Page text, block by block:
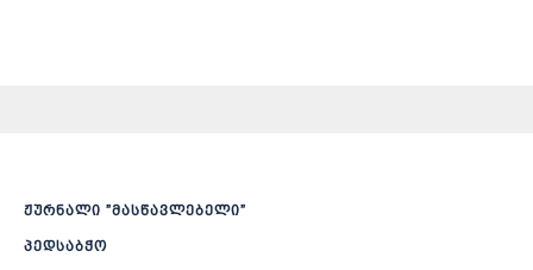
ჟურნალი ”მასწავლებელი”
პედსაბჭო